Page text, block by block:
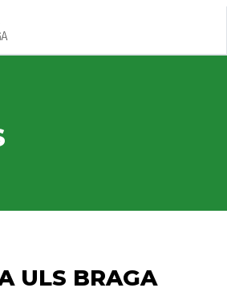
ULS BRAGA